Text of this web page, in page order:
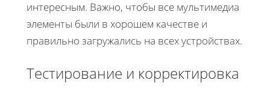
интересным. Важно, чтобы все мультимедиа
элементы были в хорошем качестве и
правильно загружались на всех устройствах.
Тестирование и корректировка